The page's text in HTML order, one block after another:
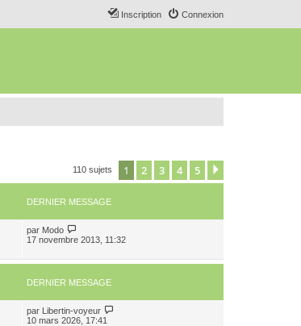
Connexion
Inscription
110 sujets 1 2 3 4 5
DERNIER MESSAGE
par Modo
17 novembre 2013, 11:32
DERNIER MESSAGE
par Libertin-voyeur
10 mars 2026, 17:41